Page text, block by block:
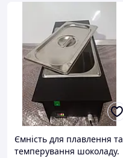
Ємність для плавлення та
темперування шоколаду.